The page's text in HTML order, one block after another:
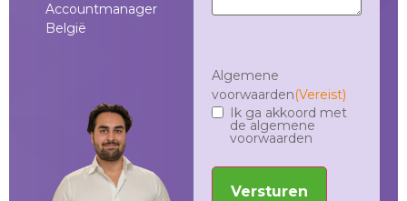
Accountmanager
België
Algemene
voorwaarden(Vereist)
Ik ga akkoord met
de algemene
voorwaarden
Versturen